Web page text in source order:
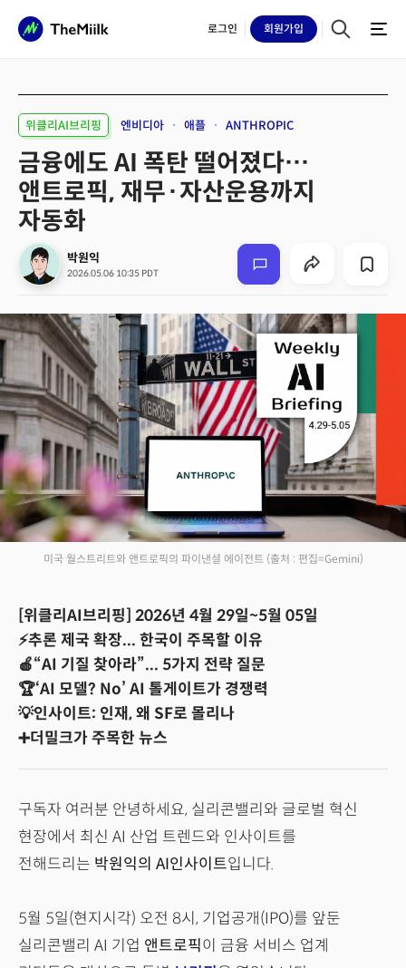
로그인 회원가입
위클리AI브리핑 엔비디아 애플 ANTHROPIC
금융에도 AI 폭탄 떨어졌다…
앤트로픽, 재무·자산운용까지
자동화
박원익
2026.05.06 10:35 PDT
미국 월스트리트와 앤트로픽의 파이낸셜 에이전트 (출처 : 편집=Gemini)
[위클리AI브리핑] 2026년 4월 29일~5월 05일
⚡추론 제국 확장... 한국이 주목할 이유
🍎“AI 기질 찾아라”... 5가지 전략 질문
🏆‘AI 모델? No’ AI 톨게이트가 경쟁력
💡인사이트: 인재, 왜 SF로 몰리나
➕더밀크가 주목한 뉴스
구독자 여러분 안녕하세요, 실리콘밸리와 글로벌 혁신
현장에서 최신 AI 산업 트렌드와 인사이트를
전해드리는 박원익의 AI인사이트입니다.
5월 5일(현지시각) 오전 8시, 기업공개(IPO)를 앞둔
실리콘밸리 AI 기업 앤트로픽이 금융 서비스 업계